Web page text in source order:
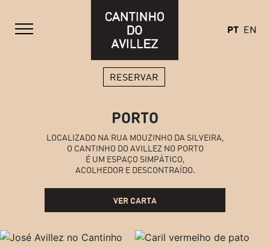
PT EN
RESERVAR
PORTO
LOCALIZADO NA RUA MOUZINHO DA SILVEIRA,
O CANTINHO DO AVILLEZ NO PORTO
É UM ESPAÇO SIMPÁTICO,
ACOLHEDOR E DESCONTRAÍDO.
VER CARTA